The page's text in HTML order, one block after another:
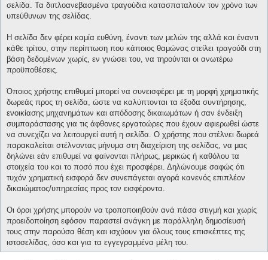
σελίδα. Τα διπλοανεβασμένα τραγούδια κατασπαταλούν τον χρόνο των
υπεύθυνων της σελίδας.
Η σελίδα δεν φέρει καμία ευθύνη, έναντι των μελών της αλλά και έναντι
κάθε τρίτου, στην περίπτωση που κάποιος θαμώνας στείλει τραγούδι στη
βάση δεδομένων χωρίς, εν γνώσει του, να τηρούνται οι ανωτέρω
προϋποθέσεις.
Όποιος χρήστης επιθυμεί μπορεί να συνεισφέρει με τη μορφή χρηματικής
δωρεάς προς τη σελίδα, ώστε να καλύπτονται τα έξοδα συντήρησης,
ενοικίασης μηχανημάτων και απόδοσης δικαιωμάτων ή σαν ένδειξη
συμπαράστασης για τις άφθονες εργατοώρες που έχουν αφιερωθεί ώστε
να συνεχίζει να λειτουργεί αυτή η σελίδα. Ο χρήστης που στέλνει δωρεά
παρακαλείται στέλνοντας μήνυμα στη διαχείριση της σελίδας, να μας
δηλώνει εάν επιθυμεί να φαίνονται πλήρως, μερικώς ή καθόλου τα
στοιχεία του και το ποσό που έχει προσφέρει. Δηλώνουμε σαφώς ότι
τυχόν χρηματική εισφορά δεν συνεπάγεται αγορά κανενός επιπλέον
δικαιώματος/υπηρεσίας προς τον εισφέροντα.
Οι όροι χρήσης μπορούν να τροποποιηθούν ανά πάσα στιγμή και χωρίς
προειδοποίηση εφόσον παραστεί ανάγκη με παράλληλη δημοσίευσή
τους στην παρούσα θέση και ισχύουν για όλους τους επισκέπτες της
ιστοσελίδας, όσο και για τα εγγεγραμμένα μέλη του.